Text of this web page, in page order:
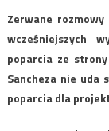
Zerwane
wcześniejszych
poparcia ze
Sancheza nie uda
poparcia dla